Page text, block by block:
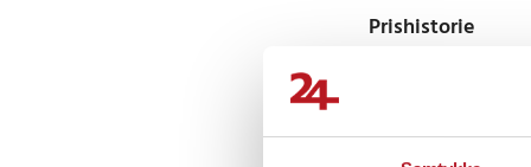
stor trackpad til
arbejde
Med optimeret
Prishistorie
Anmeldelser